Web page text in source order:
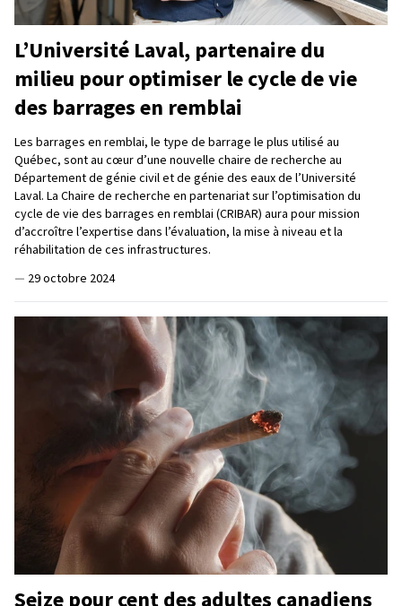
L’Université Laval, partenaire du
milieu pour optimiser le cycle de vie
des barrages en remblai
Les barrages en remblai, le type de barrage le plus utilisé au
Québec, sont au cœur d’une nouvelle chaire de recherche au
Département de génie civil et de génie des eaux de l’Université
Laval. La Chaire de recherche en partenariat sur l’optimisation du
cycle de vie des barrages en remblai (CRIBAR) aura pour mission
d’accroître l’expertise dans l’évaluation, la mise à niveau et la
réhabilitation de ces infrastructures.
— 29 octobre 2024
Seize pour cent des adultes canadiens